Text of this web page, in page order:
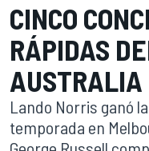
CINCO
RÁPIDAS
Lando Norris ganó
temporada en